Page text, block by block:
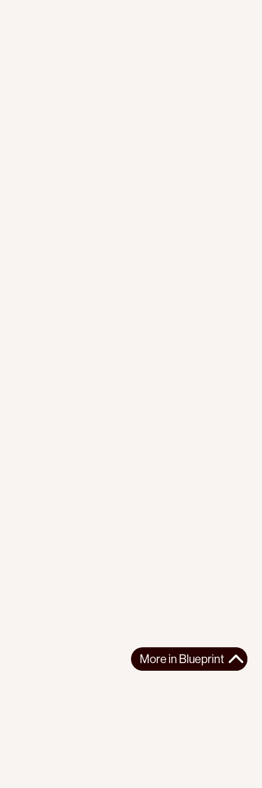
More in Blueprint